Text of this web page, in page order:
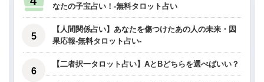
なたの子宝占い！-無料タロット占い
【人間関係占い】あなたを傷つけたあの人の未来・因
果応報-無料タロット占い-
【二者択一タロット占い】AとBどちらを選べばいい？